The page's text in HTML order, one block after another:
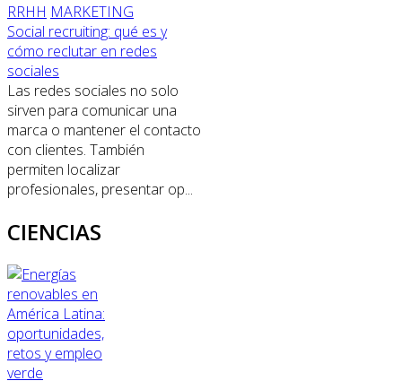
RRHH MARKETING
Social recruiting: qué es y
cómo reclutar en redes
sociales
Las redes sociales no solo
sirven para comunicar una
marca o mantener el contacto
con clientes. También
permiten localizar
profesionales, presentar op...
CIENCIAS